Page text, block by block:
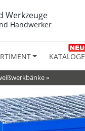
Werkzeuge
Handwerker
KATALOGE
»